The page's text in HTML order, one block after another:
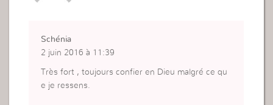
Schénia
2 juin 2016 à 11:39
Très fort , toujours confier en Dieu malgré ce qu
e je ressens.